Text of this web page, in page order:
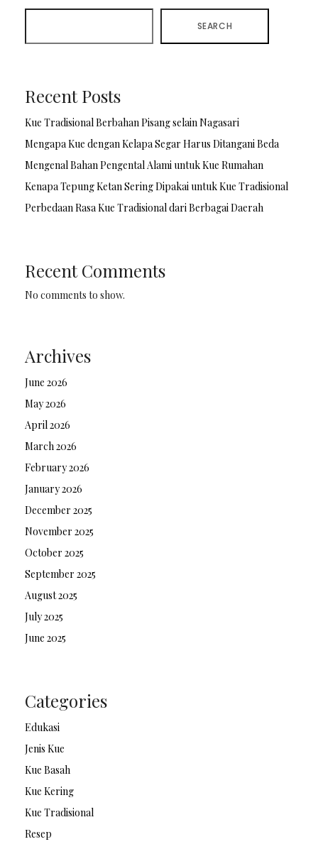
SEARCH
Recent Posts
Kue Tradisional Berbahan Pisang selain Nagasari
Mengapa Kue dengan Kelapa Segar Harus Ditangani Beda
Mengenal Bahan Pengental Alami untuk Kue Rumahan
Kenapa Tepung Ketan Sering Dipakai untuk Kue Tradisional
Perbedaan Rasa Kue Tradisional dari Berbagai Daerah
Recent Comments
No comments to show.
Archives
June 2026
May 2026
April 2026
March 2026
February 2026
January 2026
December 2025
November 2025
October 2025
September 2025
August 2025
July 2025
June 2025
Categories
Edukasi
Jenis Kue
Kue Basah
Kue Kering
Kue Tradisional
Resep